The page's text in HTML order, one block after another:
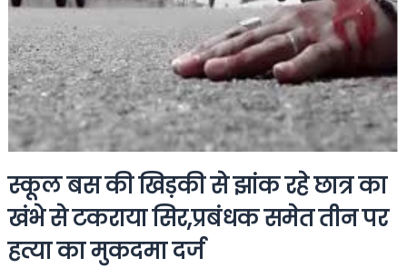
स्कूल बस की खिड़की से झांक रहे छात्र का
खंभे से टकराया सिर,प्रबंधक समेत तीन पर
हत्या का मुकदमा दर्ज